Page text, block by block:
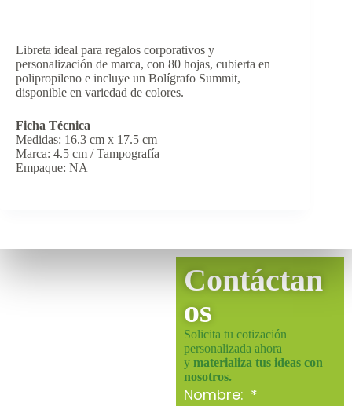
Libreta ideal para regalos corporativos y
personalización de marca, con 80 hojas, cubierta en
polipropileno e incluye un Bolígrafo Summit,
disponible en variedad de colores.
Ficha Técnica
Medidas: 16.3 cm x 17.5 cm
Marca: 4.5 cm / Tampografía
Empaque: NA
Contáctan
os
Solicita tu cotización
personalizada ahora
y materializa tus ideas con
nosotros.
Nombre: